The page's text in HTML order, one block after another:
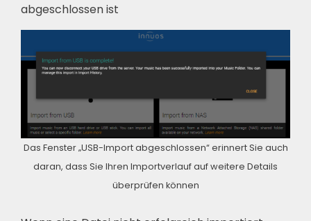
abgeschlossen ist
Das Fenster „USB-Import abgeschlossen“ erinnert Sie auch
daran, dass Sie Ihren Importverlauf auf weitere Details
überprüfen können